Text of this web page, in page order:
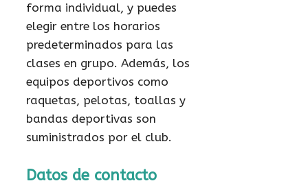
forma individual, y puedes
elegir entre los horarios
predeterminados para las
clases en grupo. Además, los
equipos deportivos como
raquetas, pelotas, toallas y
bandas deportivas son
suministrados por el club.
Datos de contacto